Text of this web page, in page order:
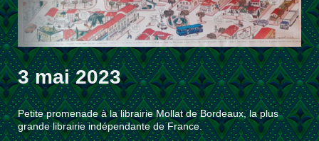
3 mai 2023
Petite promenade à la librairie Mollat de Bordeaux, la plus
grande librairie indépendante de France.